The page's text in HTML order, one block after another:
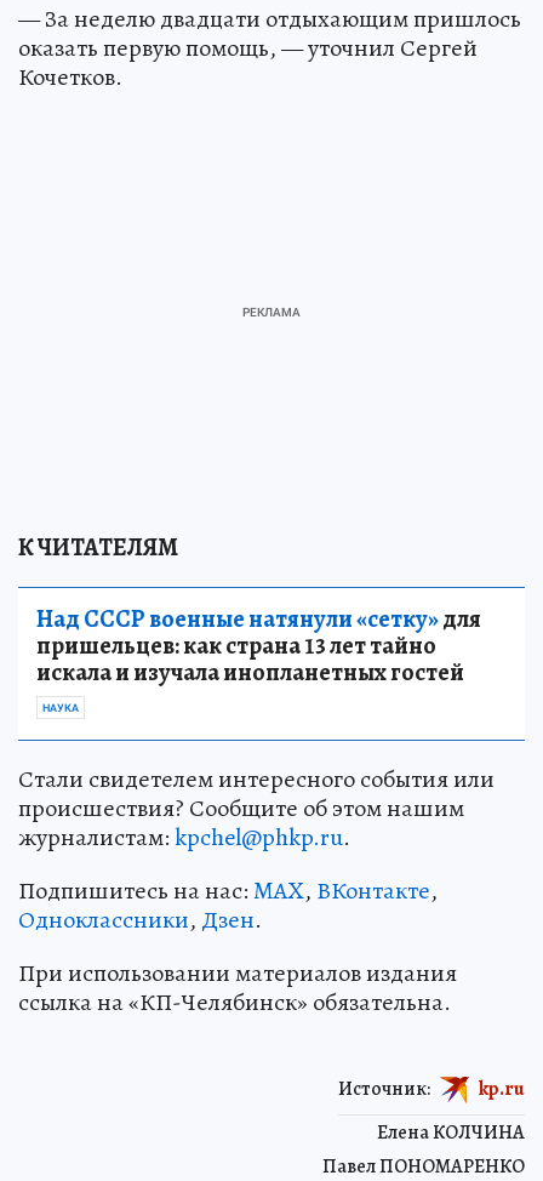
— За неделю двадцати отдыхающим пришлось
оказать первую помощь, — уточнил Сергей
Кочетков.
К ЧИТАТЕЛЯМ
Над СССР военные натянули «сетку»для
пришельцев: как страна 13 лет тайно
искала и изучала инопланетных гостей
НАУКА
Стали свидетелем интересного события или
происшествия? Сообщите об этом нашим
журналистам:kpchel@phkp.ru.
Подпишитесь на нас:MAX, ВКонтакте,
Одноклассники, Дзен.
При использовании материалов издания
ссылка на «КП-Челябинск» обязательна.
Елена КОЛЧИНА
Павел ПОНОМАРЕНКО
Источник: kp.ru